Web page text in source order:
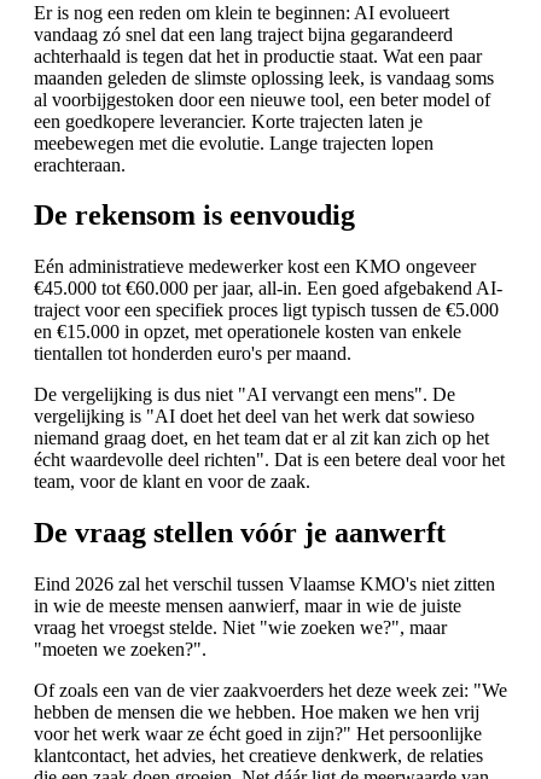
Er is nog een reden om klein te beginnen: AI evolueert
vandaag zó snel dat een lang traject bijna gegarandeerd
achterhaald is tegen dat het in productie staat. Wat een paar
maanden geleden de slimste oplossing leek, is vandaag soms
al voorbijgestoken door een nieuwe tool, een beter model of
een goedkopere leverancier. Korte trajecten laten je
meebewegen met die evolutie. Lange trajecten lopen
erachteraan.
De rekensom is eenvoudig
Eén administratieve medewerker kost een KMO ongeveer
€45.000 tot €60.000 per jaar, all-in. Een goed afgebakend AI-
traject voor een specifiek proces ligt typisch tussen de €5.000
en €15.000 in opzet, met operationele kosten van enkele
tientallen tot honderden euro's per maand.
De vergelijking is dus niet "AI vervangt een mens". De
vergelijking is "AI doet het deel van het werk dat sowieso
niemand graag doet, en het team dat er al zit kan zich op het
écht waardevolle deel richten". Dat is een betere deal voor het
team, voor de klant en voor de zaak.
De vraag stellen vóór je aanwerft
Eind 2026 zal het verschil tussen Vlaamse KMO's niet zitten
in wie de meeste mensen aanwierf, maar in wie de juiste
vraag het vroegst stelde. Niet "wie zoeken we?", maar
"moeten we zoeken?".
Of zoals een van de vier zaakvoerders het deze week zei: "We
hebben de mensen die we hebben. Hoe maken we hen vrij
voor het werk waar ze écht goed in zijn?" Het persoonlijke
klantcontact, het advies, het creatieve denkwerk, de relaties